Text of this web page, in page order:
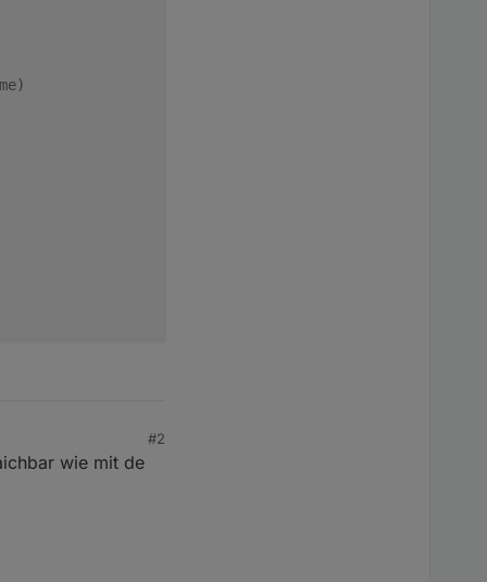
ioBroker/ioBroker.javascript#on---subscribe-on-
writing new state. has to call callback or new
has been written
a long time.
#2
wie mit de